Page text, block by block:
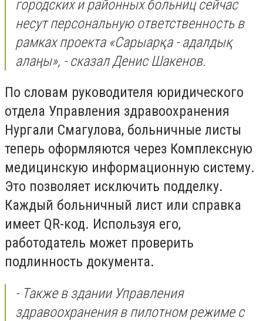
городских и районных больниц сейчас
несут персональную ответственность в
рамках проекта «Сарыарқа - адалдық
алаңы», - сказал Денис Шакенов.
По словам руководителя юридического
отдела Управления здравоохранения
Нургали Смагулова, больничные листы
теперь оформляются через Комплексную
медицинскую информационную систему.
Это позволяет исключить подделку.
Каждый больничный лист или справка
имеет QR-код. Используя его,
работодатель может проверить
подлинность документа.
- Также в здании Управления
здравоохранения в пилотном режиме с